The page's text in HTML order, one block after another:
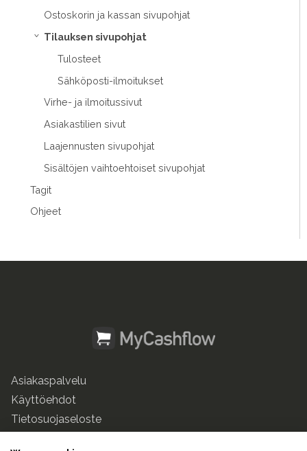
Ostoskorin ja kassan sivupohjat
›
Tilauksen sivupohjat
Tulosteet
Sähköposti-ilmoitukset
Virhe- ja ilmoitussivut
Asiakastilien sivut
Laajennusten sivupohjat
Sisältöjen vaihtoehtoiset sivupohjat
Tagit
Ohjeet
Asiakaspalvelu
Käyttöehdot
Tietosuojaseloste